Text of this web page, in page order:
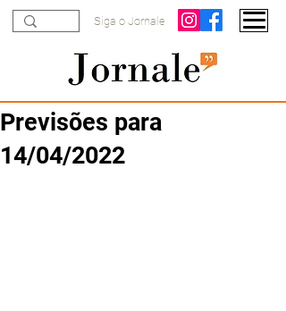
Siga o Jornale
Previsões para
14/04/2022